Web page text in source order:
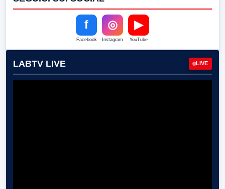
f
Facebook
◎
Instagram
▶
YouTube
LABTV LIVE LIVE